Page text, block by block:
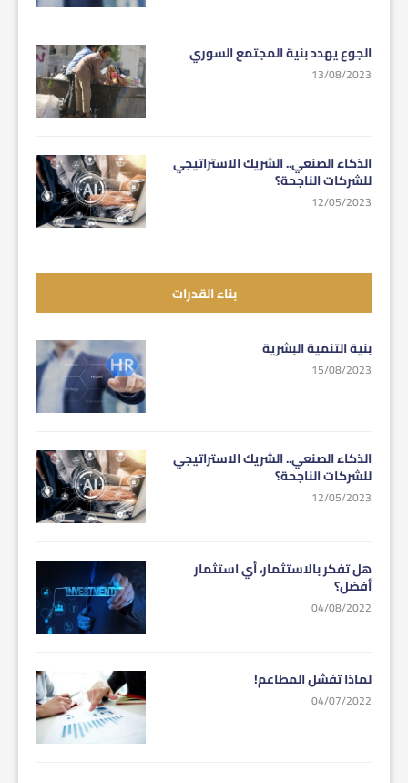
الجوع يهدد بنية المجتمع السوري
13/08/2023
الذكاء الصنعي.. الشريك الاستراتيجي
للشركات الناجحة؟
12/05/2023
بناء القدرات
بنية التنمية البشرية
15/08/2023
الذكاء الصنعي.. الشريك الاستراتيجي
للشركات الناجحة؟
12/05/2023
هل تفكر بالاستثمار، أي استثمار
أفضل؟
04/08/2022
لماذا تفشل المطاعم!
04/07/2022